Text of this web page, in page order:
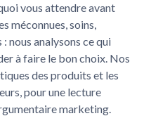
vous attendre avant
méconnues, soins,
nous analysons ce qui
à faire le bon choix. Nos
des produits et les
pour une lecture
marketing.